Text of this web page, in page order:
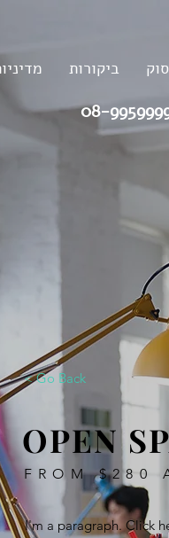
ביקורות
08-
< Go Back
OPEN
FROM $280
I'm a paragraph. Click